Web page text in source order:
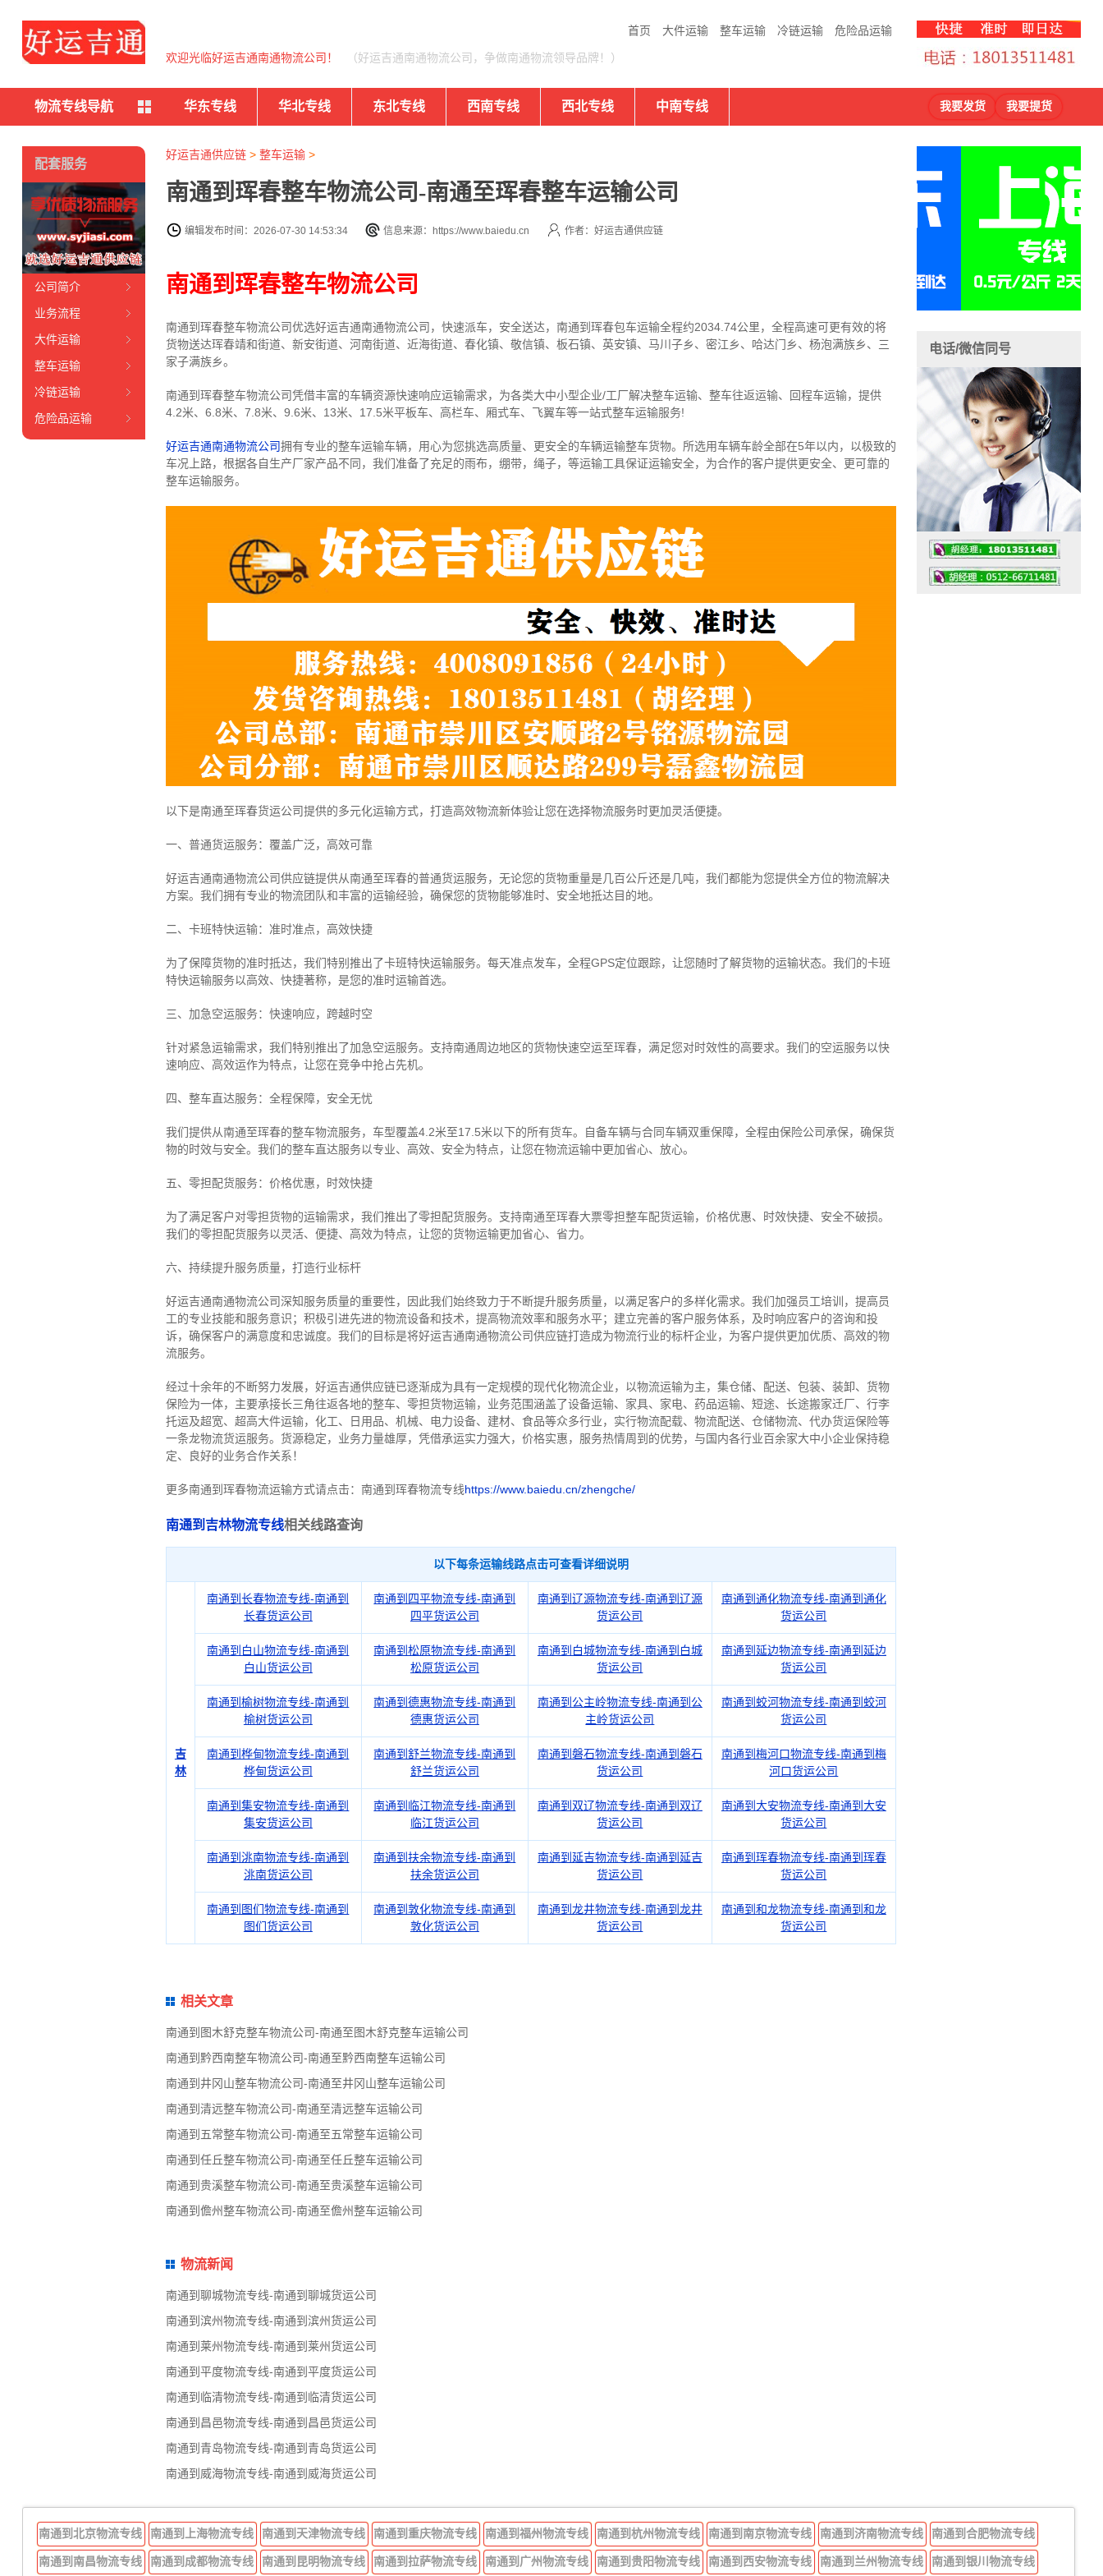
首页 大件运输 整车运输 冷链运输 危险品运输
欢迎光临好运吉通南通物流公司！ （好运吉通南通物流公司，争做南通物流领导品牌！）
物流专线导航 华东专线 华北专线 东北专线 西南专线 西北专线 中南专线 我要发货 我要提货
好运吉通供应链> 整车运输>
南通到珲春整车物流公司-南通至珲春整车运输公司
编辑发布时间：2026-07-30 14:53:34 信息来源：https://www.baiedu.cn 作者：好运吉通供应链
南通到珲春整车物流公司
南通到珲春整车物流公司优选好运吉通南通物流公司，快速派车，安全送达，南通到珲春包车运输全程约2034.74公里，全程高速可更有效的将
货物送达珲春靖和街道、新安街道、河南街道、近海街道、春化镇、敬信镇、板石镇、英安镇、马川子乡、密江乡、哈达门乡、杨泡满族乡、三
家子满族乡。
南通到珲春整车物流公司凭借丰富的车辆资源快速响应运输需求，为各类大中小型企业/工厂解决整车运输、整车往返运输、回程车运输， 提供
4.2米、6.8米、7.8米、9.6米、13米、17.5米平板车、高栏车、厢式车、飞翼车等一站式整车运输服务!
好运吉通南通物流公司拥有专业的整车运输车辆，用心为您挑选高质量、更安全的车辆运输整车货物。所选用车辆车龄全部在5年以内，以极致的
车况上路，根据各自生产厂家产品不同，我们准备了充足的雨布，绷带，绳子，等运输工具保证运输安全，为合作的客户提供更安全、更可靠的
整车运输服务。
以下是南通至珲春货运公司提供的多元化运输方式，打造高效物流新体验让您在选择物流服务时更加灵活便捷。
一、普通货运服务：覆盖广泛，高效可靠
好运吉通南通物流公司供应链提供从南通至珲春的普通货运服务，无论您的货物重量是几百公斤还是几吨，我们都能为您提供全方位的物流解决
方案。我们拥有专业的物流团队和丰富的运输经验，确保您的货物能够准时、安全地抵达目的地。
二、卡班特快运输：准时准点，高效快捷
为了保障货物的准时抵达，我们特别推出了卡班特快运输服务。每天准点发车，全程GPS定位跟踪，让您随时了解货物的运输状态。我们的卡班
特快运输服务以高效、快捷著称，是您的准时运输首选。
三、加急空运服务：快速响应，跨越时空
针对紧急运输需求，我们特别推出了加急空运服务。支持南通周边地区的货物快速空运至珲春，满足您对时效性的高要求。我们的空运服务以快
速响应、高效运作为特点，让您在竞争中抢占先机。
四、整车直达服务：全程保障，安全无忧
我们提供从南通至珲春的整车物流服务，车型覆盖4.2米至17.5米以下的所有货车。自备车辆与合同车辆双重保障，全程由保险公司承保，确保货
物的时效与安全。我们的整车直达服务以专业、高效、安全为特点，让您在物流运输中更加省心、放心。
五、零担配货服务：价格优惠，时效快捷
为了满足客户对零担货物的运输需求，我们推出了零担配货服务。支持南通至珲春大票零担整车配货运输，价格优惠、时效快捷、安全不破损。
我们的零担配货服务以灵活、便捷、高效为特点，让您的货物运输更加省心、省力。
六、持续提升服务质量，打造行业标杆
好运吉通南通物流公司深知服务质量的重要性，因此我们始终致力于不断提升服务质量，以满足客户的多样化需求。我们加强员工培训，提高员
工的专业技能和服务意识；积极引进先进的物流设备和技术，提高物流效率和服务水平；建立完善的客户服务体系，及时响应客户的咨询和投
诉，确保客户的满意度和忠诚度。我们的目标是将好运吉通南通物流公司供应链打造成为物流行业的标杆企业，为客户提供更加优质、高效的物
流服务。
经过十余年的不断努力发展，好运吉通供应链已逐渐成为具有一定规模的现代化物流企业，以物流运输为主，集仓储、配送、包装、装卸、货物
保险为一体，主要承接长三角往返各地的整车、零担货物运输，业务范围涵盖了设备运输、家具、家电、药品运输、短途、长途搬家迁厂、行李
托运及超宽、超高大件运输，化工、日用品、机械、电力设备、建材、食品等众多行业，实行物流配载、物流配送、仓储物流、代办货运保险等
一条龙物流货运服务。货源稳定，业务力量雄厚，凭借承运实力强大，价格实惠，服务热情周到的优势，与国内各行业百余家大中小企业保持稳
定、良好的业务合作关系！
更多南通到珲春物流运输方式请点击：南通到珲春物流专线https://www.baiedu.cn/zhengche/
南通到吉林物流专线相关线路查询
以下每条运输线路点击可查看详细说明
吉
林
南通到长春物流专线-南通到
长春货运公司
南通到四平物流专线-南通到
四平货运公司
南通到辽源物流专线-南通到辽源
货运公司
南通到通化物流专线-南通到通化
货运公司
南通到白山物流专线-南通到
白山货运公司
南通到松原物流专线-南通到
松原货运公司
南通到白城物流专线-南通到白城
货运公司
南通到延边物流专线-南通到延边
货运公司
南通到榆树物流专线-南通到
榆树货运公司
南通到德惠物流专线-南通到
德惠货运公司
南通到公主岭物流专线-南通到公
主岭货运公司
南通到蛟河物流专线-南通到蛟河
货运公司
南通到桦甸物流专线-南通到
桦甸货运公司
南通到舒兰物流专线-南通到
舒兰货运公司
南通到磐石物流专线-南通到磐石
货运公司
南通到梅河口物流专线-南通到梅
河口货运公司
南通到集安物流专线-南通到
集安货运公司
南通到临江物流专线-南通到
临江货运公司
南通到双辽物流专线-南通到双辽
货运公司
南通到大安物流专线-南通到大安
货运公司
南通到洮南物流专线-南通到
洮南货运公司
南通到扶余物流专线-南通到
扶余货运公司
南通到延吉物流专线-南通到延吉
货运公司
南通到珲春物流专线-南通到珲春
货运公司
南通到图们物流专线-南通到
图们货运公司
南通到敦化物流专线-南通到
敦化货运公司
南通到龙井物流专线-南通到龙井
货运公司
南通到和龙物流专线-南通到和龙
货运公司
相关文章
南通到图木舒克整车物流公司-南通至图木舒克整车运输公司
南通到黔西南整车物流公司-南通至黔西南整车运输公司
南通到井冈山整车物流公司-南通至井冈山整车运输公司
南通到清远整车物流公司-南通至清远整车运输公司
南通到五常整车物流公司-南通至五常整车运输公司
南通到任丘整车物流公司-南通至任丘整车运输公司
南通到贵溪整车物流公司-南通至贵溪整车运输公司
南通到儋州整车物流公司-南通至儋州整车运输公司
物流新闻
南通到聊城物流专线-南通到聊城货运公司
南通到滨州物流专线-南通到滨州货运公司
南通到莱州物流专线-南通到莱州货运公司
南通到平度物流专线-南通到平度货运公司
南通到临清物流专线-南通到临清货运公司
南通到昌邑物流专线-南通到昌邑货运公司
南通到青岛物流专线-南通到青岛货运公司
南通到威海物流专线-南通到威海货运公司
配套服务
公司简介
业务流程
大件运输
整车运输
冷链运输
危险品运输
电话/微信同号
南通到北京物流专线 南通到上海物流专线 南通到天津物流专线 南通到重庆物流专线 南通到福州物流专线 南通到杭州物流专线 南通到南京物流专线 南通到济南物流专线 南通到合肥物流专线
南通到南昌物流专线 南通到成都物流专线 南通到昆明物流专线 南通到拉萨物流专线 南通到广州物流专线 南通到贵阳物流专线 南通到西安物流专线 南通到兰州物流专线 南通到银川物流专线